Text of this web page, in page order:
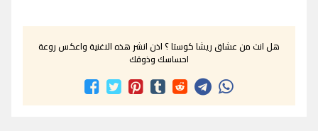
هل انت من عشاق ريشا كوستا ؟ اذن انشر هذه الاغنية واعكس روعة
احساسك وذوقك